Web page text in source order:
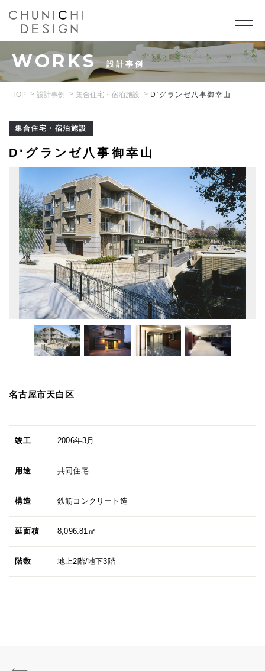
WORKS 設計事例
TOP 設計事例 集合住宅・宿泊施設 D‘グランゼ八事御幸山
集合住宅・宿泊施設
D‘グランゼ八事御幸山
名古屋市天白区
竣工 2006年3月
用途 共同住宅
構造 鉄筋コンクリート造
延面積 8,096.81㎡
階数 地上2階/地下3階